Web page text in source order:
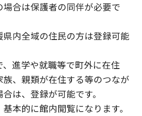
合は保護者の同伴が必要で
県内全域の住民の方は登録可能
進学や就職等で町外に在住
族、親類が在住する等のつなが
は、登録が可能です。
本的に館内閲覧になります。